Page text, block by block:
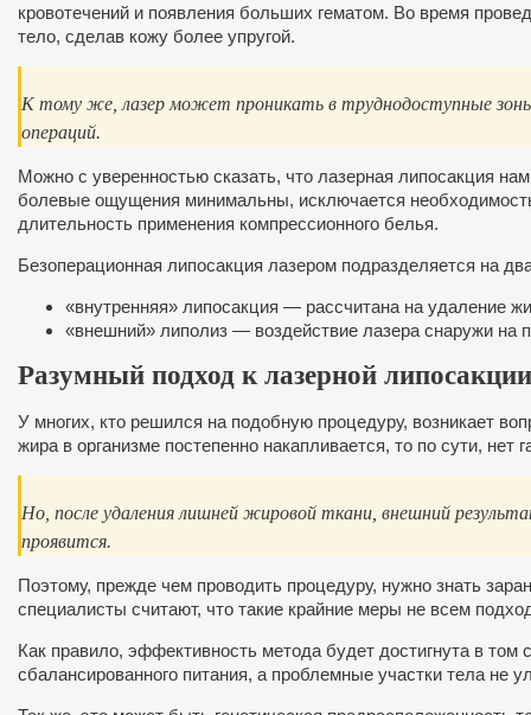
кровотечений и появления больших гематом. Во время
тело, сделав кожу более упругой.
К тому же, лазер может проникать в труднодоступные зоны,
операций.
Можно с уверенностью сказать, что лазерная липосакция
болевые ощущения минимальны, исключается
длительность применения компрессионного белья.
Безоперационная липосакция лазером подразделяется на
«внутренняя» липосакция — рассчитана на удаление
«внешний» липолиз — воздействие лазера снаружи на
Разумный подход к лазерной липосакции
У многих, кто решился на подобную процедуру, возникает
жира в организме постепенно накапливается, то по сути,
Но, после удаления лишней жировой ткани, внешний
проявится.
Поэтому, прежде чем проводить процедуру, нужно знать
специалисты считают, что такие крайние меры не всем
Как правило, эффективность метода будет достигнута в
сбалансированного питания, а проблемные участки тела